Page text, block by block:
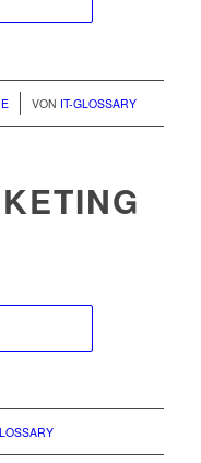
VON IT-GLOSSARY